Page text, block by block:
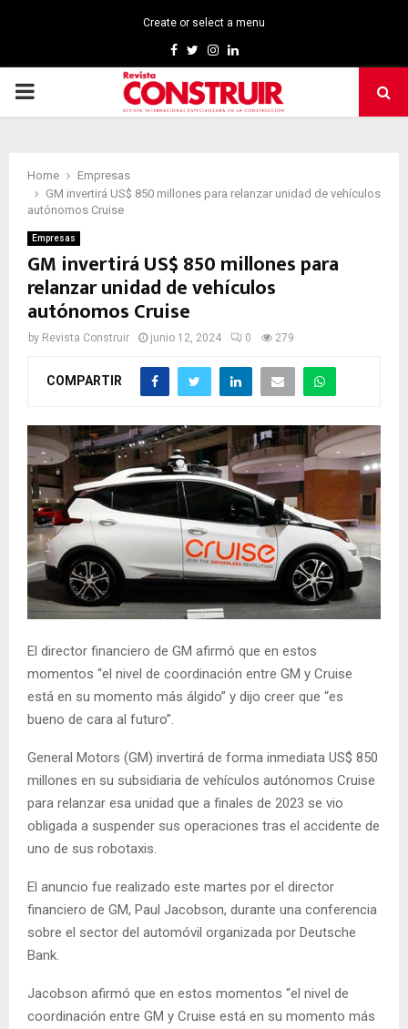
Create or select a menu
Facebook
TwitterInstagram
Linkedin
PRIMARY
Home
Empresas
GM invertirá US$ 850 millones para relanzar unidad de vehículos
autónomos Cruise
Empresas
GM invertirá US$ 850 millones para
relanzar unidad de vehículos
autónomos Cruise
by Revista Construir junio 12, 2024 0 279
COMPARTIR
El director financiero de GM afirmó que en estos
momentos “el nivel de coordinación entre GM y Cruise
está en su momento más álgido” y dijo creer que “es
bueno de cara al futuro”.
General Motors (GM) invertirá de forma inmediata US$ 850
millones en su subsidiaria de vehículos autónomos Cruise
para relanzar esa unidad que a finales de 2023 se vio
obligada a suspender sus operaciones tras el accidente de
uno de sus robotaxis.
El anuncio fue realizado este martes por el director
financiero de GM, Paul Jacobson, durante una conferencia
sobre el sector del automóvil organizada por Deutsche
Bank.
Jacobson afirmó que en estos momentos “el nivel de
coordinación entre GM y Cruise está en su momento más